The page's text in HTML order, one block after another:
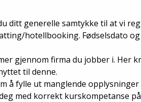
ditt generelle samtykke til at vi
hotellbooking. Fødselsdato
gjennom firma du jobber i. Her
til denne.
å fylle ut manglende
med korrekt kurskompetanse